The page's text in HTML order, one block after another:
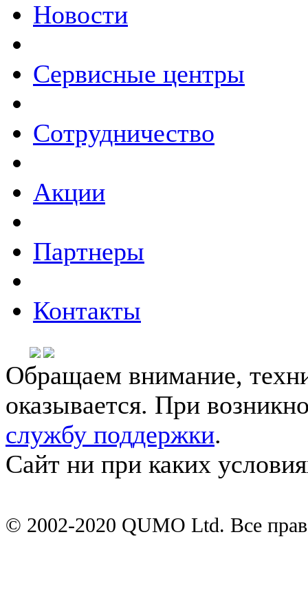
Новости
Сервисные центры
Сотрудничество
Акции
Партнеры
Контакты
Обращаем внимание,
оказывается. При
службу поддержки.
Сайт ни при каких
© 2002-2020 QUMO Ltd. Все